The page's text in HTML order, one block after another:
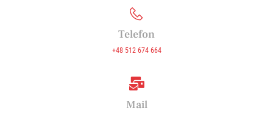
Telefon
+48 512 674 664
Mail